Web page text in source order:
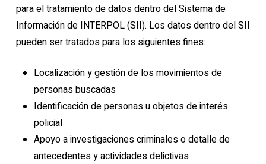
para el tratamiento de datos dentro del Sistema de
Información de INTERPOL (SII). Los datos dentro del SII
pueden ser tratados para los siguientes fines:
Localización y gestión de los movimientos de
personas buscadas
Identificación de personas u objetos de interés
policial
Apoyo a investigaciones criminales o detalle de
antecedentes y actividades delictivas